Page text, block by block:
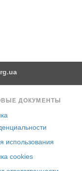
ДОКУМЕНТЫ
использования
cookies